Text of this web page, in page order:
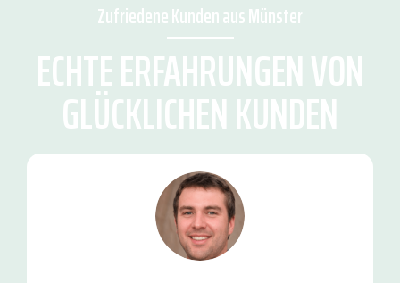
Zufriedene Kunden aus Münster
ECHTE ERFAHRUNGEN VON
GLÜCKLICHEN KUNDEN